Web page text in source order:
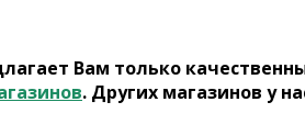
Вам только
. Других магазинов у